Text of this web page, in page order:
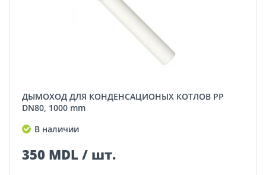
ДЫМОХОД ДЛЯ КОНДЕНСАЦИОНЫХ КОТЛОВ PP
DN80, 1000 mm
В наличии
350 MDL / шт.